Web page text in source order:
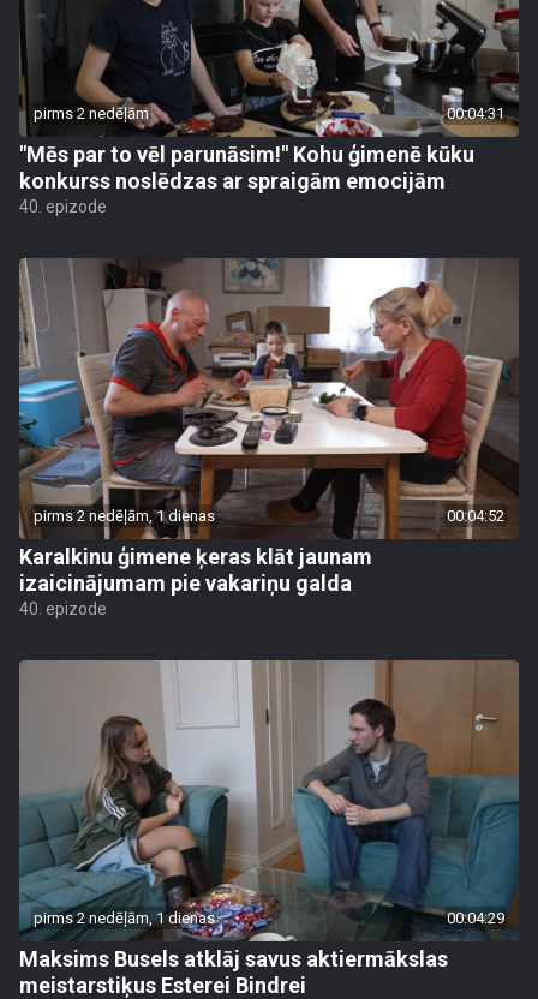
pirms 2 nedēļām 00:04:31
"Mēs par to vēl parunāsim!" Kohu ģimenē kūku
konkurss noslēdzas ar spraigām emocijām
40. epizode
pirms 2 nedēļām, 1 dienas 00:04:52
Karalkinu ģimene ķeras klāt jaunam
izaicinājumam pie vakariņu galda
40. epizode
pirms 2 nedēļām, 1 dienas 00:04:29
Maksims Busels atklāj savus aktiermākslas
meistarstiķus Esterei Bindrei